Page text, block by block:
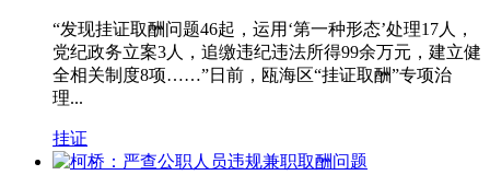
“发现挂证取酬问题46起，运用‘第一种形态’处理17人，
党纪政务立案3人，追缴违纪违法所得99余万元，建立健
全相关制度8项……”日前，瓯海区“挂证取酬”专项治
理...
挂证